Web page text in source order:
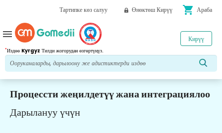
Тартипке көз салуу Өнөктөш Кирүү shopping_cart Араба
*Издөө Kyrgyz Тилди жогорудан өзгөртүңүз.
Кирүү
menu
Процессти жеңилдетүү жана интеграциялоо
Дарылануу үчүн